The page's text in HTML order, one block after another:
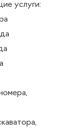
услуги: